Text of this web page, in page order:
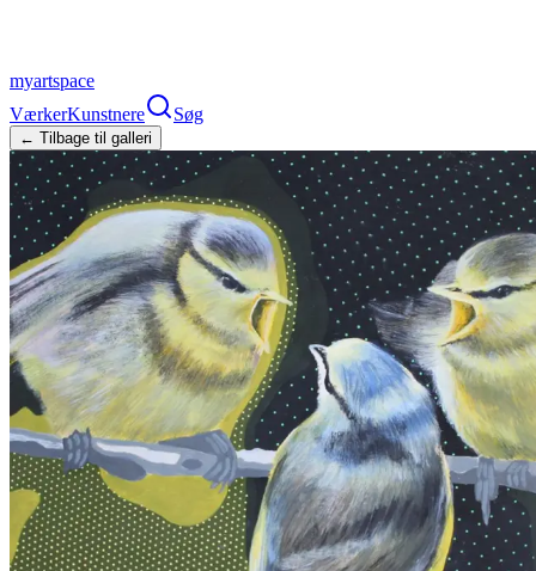
myartspace
VærkerKunstnere Søg
← Tilbage til galleri